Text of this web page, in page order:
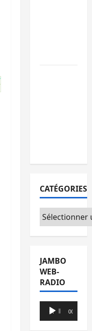
CATÉGORIES
Catégories
JAMBO
WEB-
RADIO
Lecteur
audio
00:00 00:00